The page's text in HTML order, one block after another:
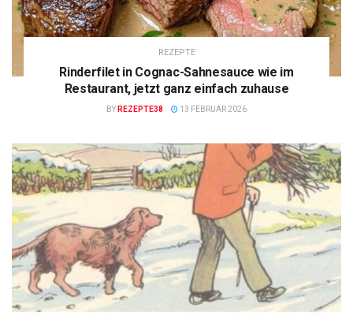
REZEPTE
Rinderfilet in Cognac-Sahnesauce wie im
Restaurant, jetzt ganz einfach zuhause
BY REZEPTE38 13 FEBRUAR 2026